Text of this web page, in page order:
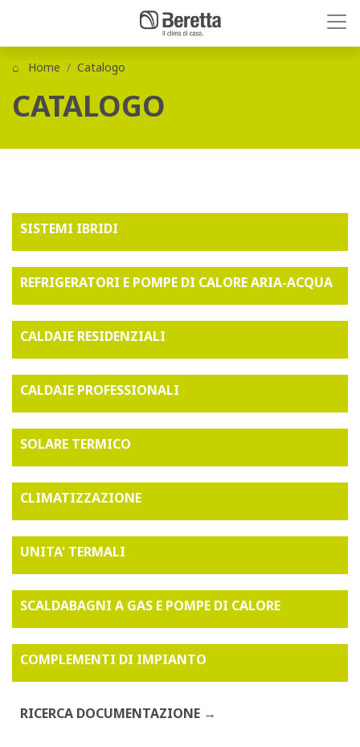
Home Catalogo
CATALOGO
SISTEMI IBRIDI
REFRIGERATORI E POMPE DI CALORE ARIA-ACQUA
CALDAIE RESIDENZIALI
CALDAIE PROFESSIONALI
SOLARE TERMICO
CLIMATIZZAZIONE
UNITA' TERMALI
SCALDABAGNI A GAS E POMPE DI CALORE
COMPLEMENTI DI IMPIANTO
RICERCA DOCUMENTAZIONE